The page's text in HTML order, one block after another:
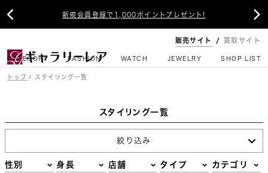
新規会員登録で1,000ポイントプレゼント!
 
販売サイト 買取サイト
CATEGORY FASHION WATCH JEWELRY SHOP LIST
トップ スタイリング一覧
スタイリング一覧
絞り込み
性別 身長 店舗 タイプ カテゴリ